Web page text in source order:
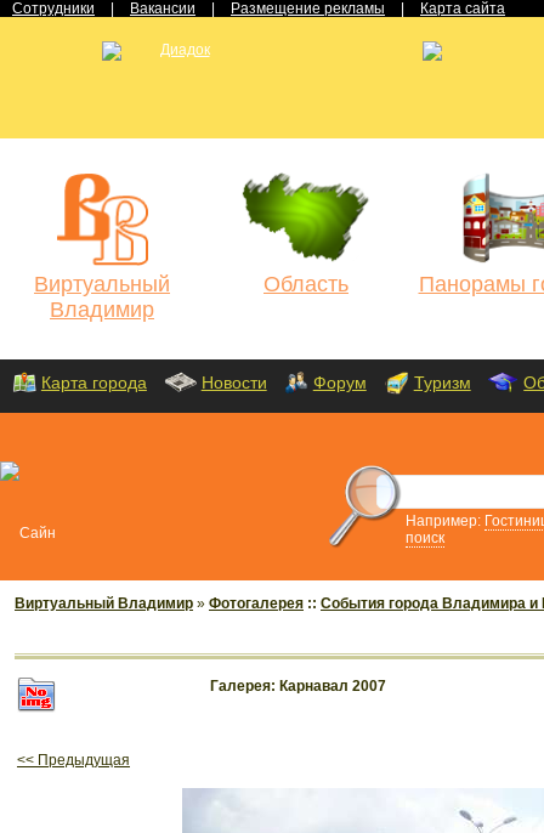
Сотрудники Вакансии Размещение рекламы Карта сайта
Виртуальный
Владимир
Область Панорамы
Карта города Новости Форум Туризм
Например:
поиск
Виртуальный Владимир » Фотогалерея :: События города Владимира и
Галерея: Карнавал 2007
<< Предыдущая